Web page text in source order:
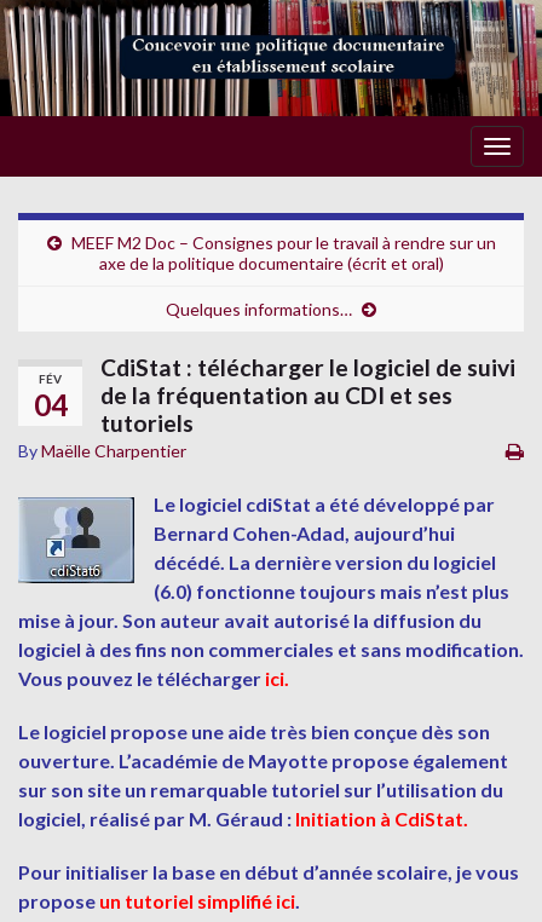
MEEF M2 Doc – Consignes pour le travail à rendre sur un
axe de la politique documentaire (écrit et oral)
Quelques informations…
FÉV
04
CdiStat : télécharger le logiciel de suivi
de la fréquentation au CDI et ses
tutoriels
ByMaëlle Charpentier
Le logiciel cdiStat a été développé par
Bernard Cohen-Adad, aujourd’hui
décédé. La dernière version du logiciel
(6.0) fonctionne toujours mais n’est plus
mise à jour. Son auteur avait autorisé la diffusion du
logiciel à des fins non commerciales et sans modification.
Vous pouvez le télécharger ici.
Le logiciel propose une aide très bien conçue dès son
ouverture. L’académie de Mayotte propose également
sur son site un remarquable tutoriel sur l’utilisation du
logiciel, réalisé par M. Géraud : Initiation à CdiStat
Pour initialiser la base en début d’année scolaire, je vous
propose un tutoriel simplifié ici